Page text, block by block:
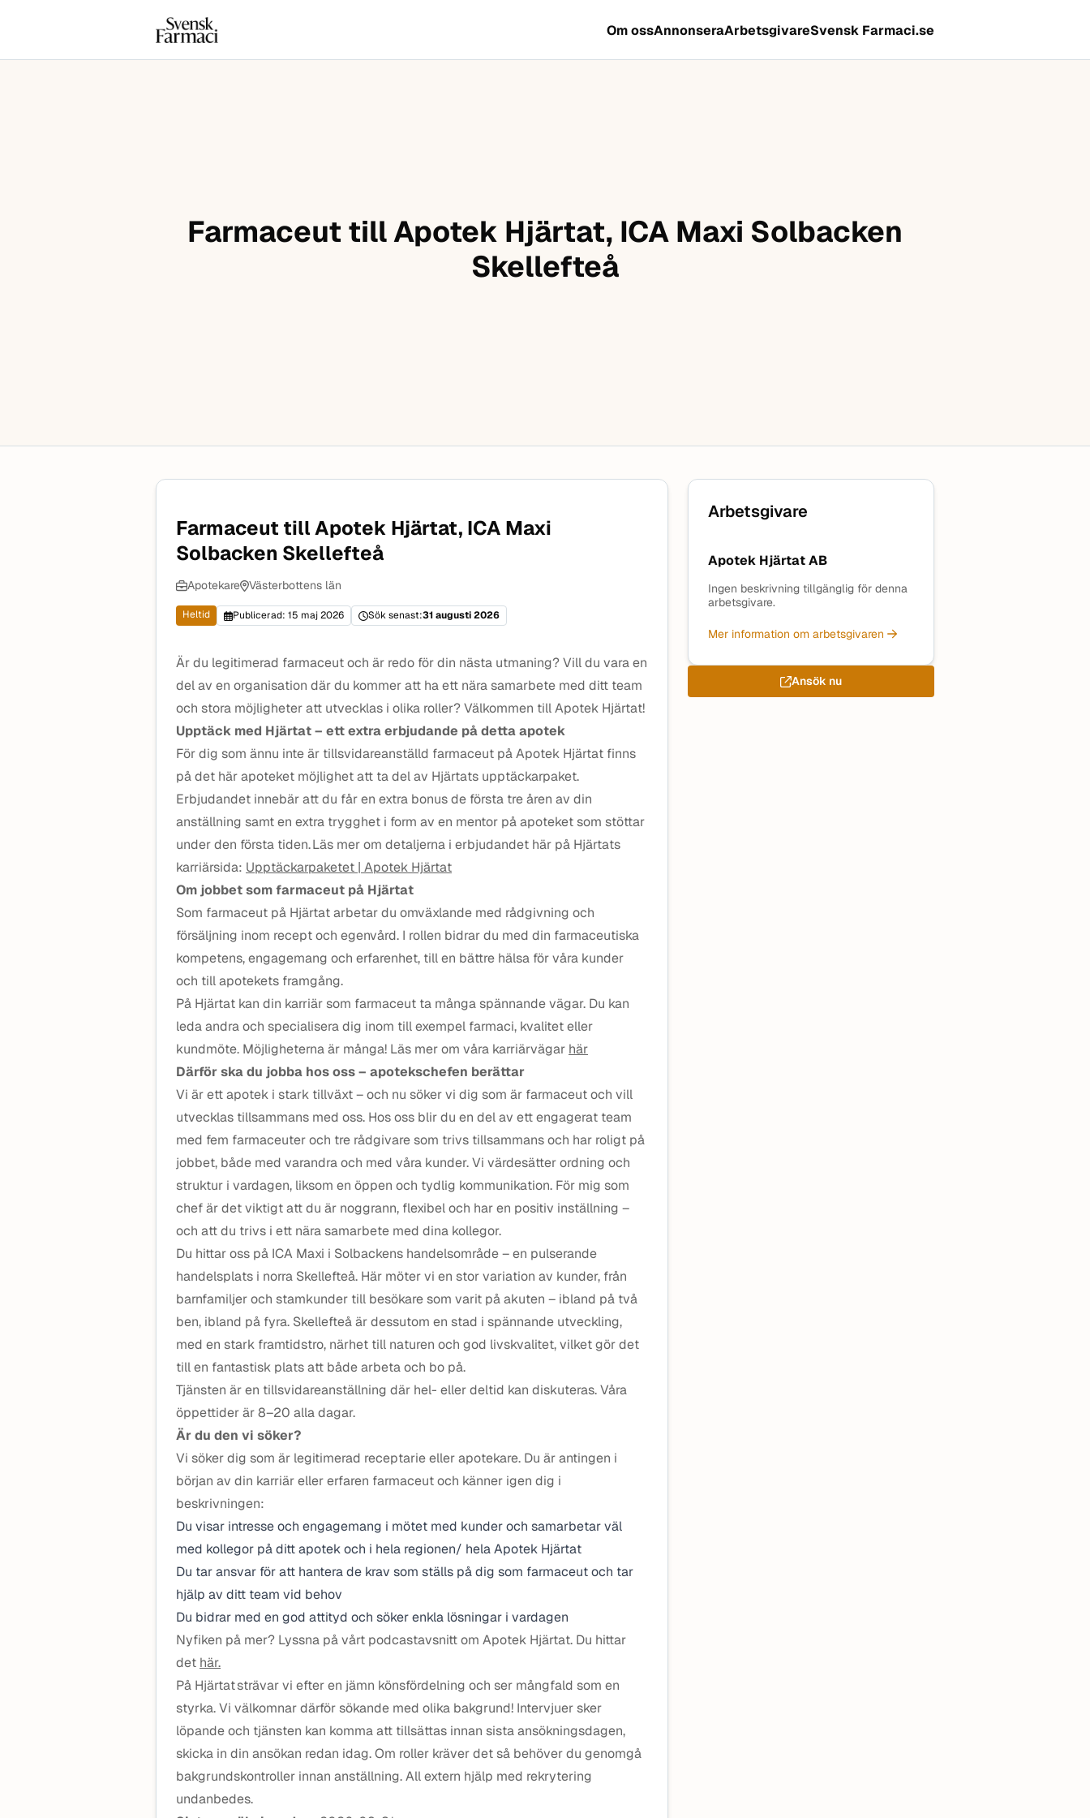
Hoppa till innehåll
Svensk farmaci Om ossAnnonseraArbetsgivareSvensk Farmaci.se
Farmaceut till Apotek Hjärtat, ICA Maxi Solbacken
Skellefteå
Farmaceut till Apotek Hjärtat, ICA Maxi
Solbacken Skellefteå
Apotekare Västerbottens län
Heltid Publicerad: 15 maj 2026 Sök senast:31 augusti 2026
Är du legitimerad farmaceut och är redo för din nästa utmaning? Vill du vara en
del av en organisation där du kommer att ha ett nära samarbete med ditt team
och stora möjligheter att utvecklas i olika roller? Välkommen till Apotek Hjärtat!
Upptäck med Hjärtat – ett extra erbjudande på detta apotek
För dig som ännu inte är tillsvidareanställd farmaceut på Apotek Hjärtat finns
på det här apoteket möjlighet att ta del av Hjärtats upptäckarpaket.
Erbjudandet innebär att du får en extra bonus de första tre åren av din
anställning samt en extra trygghet i form av en mentor på apoteket som stöttar
under den första tiden. Läs mer om detaljerna i erbjudandet här på Hjärtats
karriärsida: Upptäckarpaketet | Apotek Hjärtat
Om jobbet som farmaceut på Hjärtat
Som farmaceut på Hjärtat arbetar du omväxlande med rådgivning och
försäljning inom recept och egenvård. I rollen bidrar du med din farmaceutiska
kompetens, engagemang och erfarenhet, till en bättre hälsa för våra kunder
och till apotekets framgång.
På Hjärtat kan din karriär som farmaceut ta många spännande vägar. Du kan
leda andra och specialisera dig inom till exempel farmaci, kvalitet eller
kundmöte. Möjligheterna är många! Läs mer om våra karriärvägar här
Därför ska du jobba hos oss – apotekschefen berättar
Vi är ett apotek i stark tillväxt – och nu söker vi dig som är farmaceut och vill
utvecklas tillsammans med oss. Hos oss blir du en del av ett engagerat team
med fem farmaceuter och tre rådgivare som trivs tillsammans och har roligt på
jobbet, både med varandra och med våra kunder. Vi värdesätter ordning och
struktur i vardagen, liksom en öppen och tydlig kommunikation. För mig som
chef är det viktigt att du är noggrann, flexibel och har en positiv inställning –
och att du trivs i ett nära samarbete med dina kollegor.
Du hittar oss på ICA Maxi i Solbackens handelsområde – en pulserande
handelsplats i norra Skellefteå. Här möter vi en stor variation av kunder, från
barnfamiljer och stamkunder till besökare som varit på akuten – ibland på två
ben, ibland på fyra. Skellefteå är dessutom en stad i spännande utveckling,
med en stark framtidstro, närhet till naturen och god livskvalitet, vilket gör det
till en fantastisk plats att både arbeta och bo på.
Tjänsten är en tillsvidareanställning där hel- eller deltid kan diskuteras. Våra
öppettider är 8–20 alla dagar.
Är du den vi söker?
Vi söker dig som är legitimerad receptarie eller apotekare. Du är antingen i
början av din karriär eller erfaren farmaceut och känner igen dig i
beskrivningen:
Du visar intresse och engagemang i mötet med kunder och samarbetar väl
med kollegor på ditt apotek och i hela regionen/ hela Apotek Hjärtat
Du tar ansvar för att hantera de krav som ställs på dig som farmaceut och tar
hjälp av ditt team vid behov
Du bidrar med en god attityd och söker enkla lösningar i vardagen
Nyfiken på mer? Lyssna på vårt podcastavsnitt om Apotek Hjärtat. Du hittar
det här.
På Hjärtat strävar vi efter en jämn könsfördelning och ser mångfald som en
styrka. Vi välkomnar därför sökande med olika bakgrund! Intervjuer sker
löpande och tjänsten kan komma att tillsättas innan sista ansökningsdagen,
skicka in din ansökan redan idag. Om roller kräver det så behöver du genomgå
bakgrundskontroller innan anställning. All extern hjälp med rekrytering
undanbedes.
Arbetsgivare
Apotek Hjärtat AB
Ingen beskrivning tillgänglig för denna
arbetsgivare.
Mer information om arbetsgivaren
Ansök nu